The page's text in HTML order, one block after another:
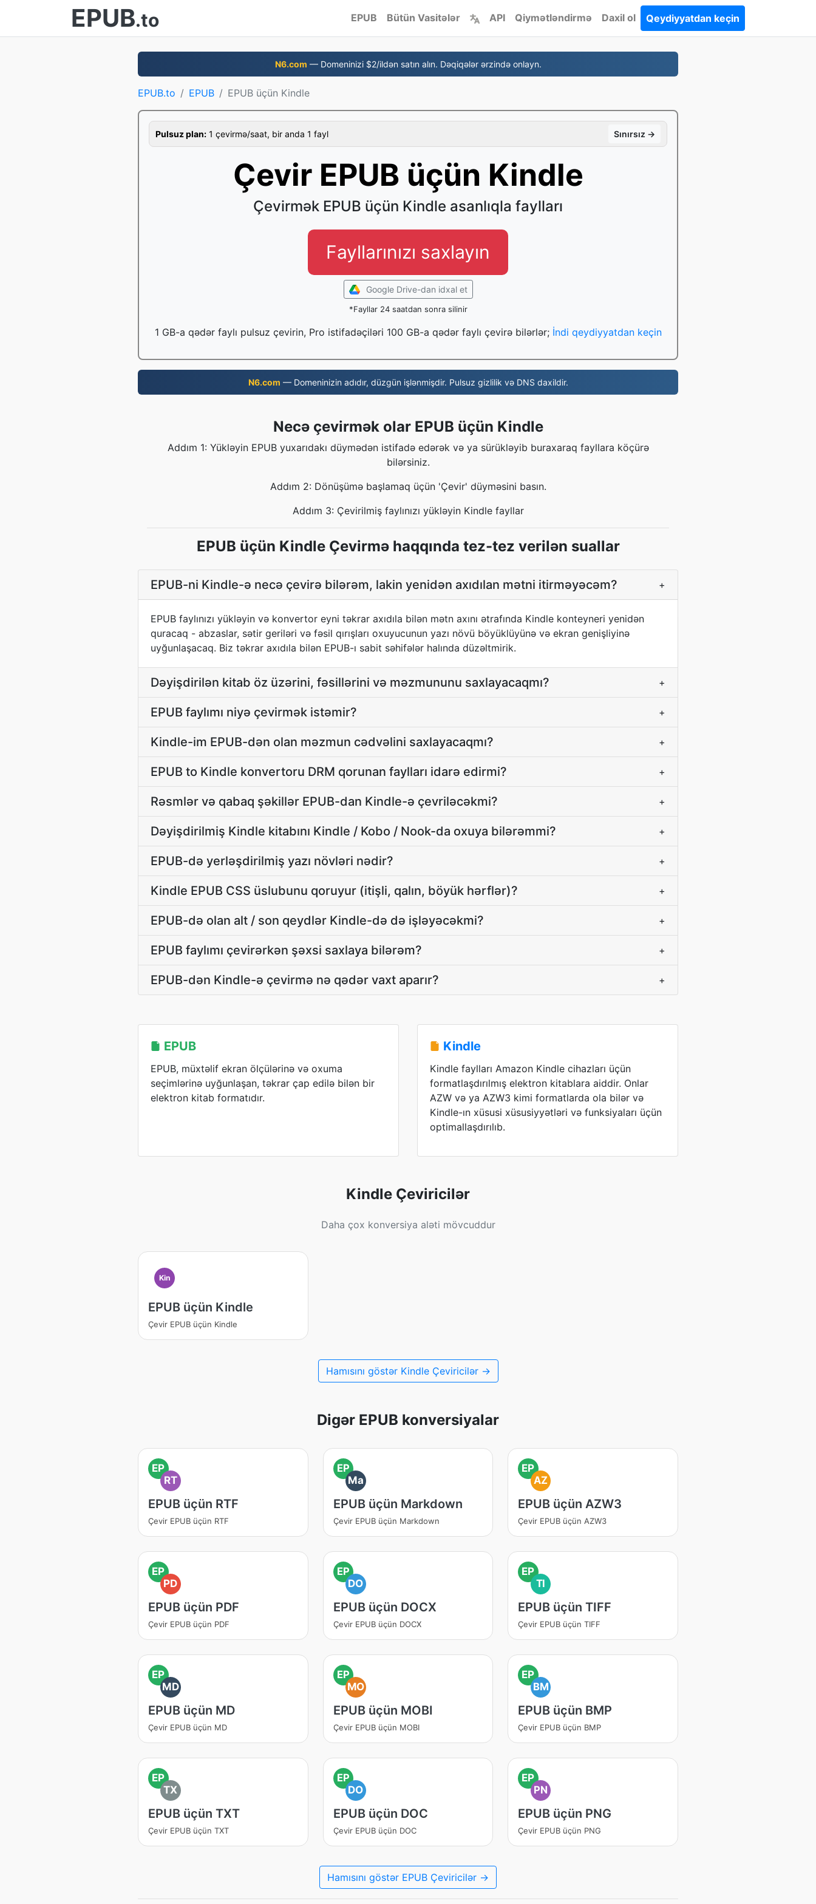
EPUB.to EPUB Bütün Vasitələr API Qiymətləndirmə Daxil ol Qeydiyyatdan keçin
N6.com — Domeninizi $2/ildən satın alın. Dəqiqələr ərzində onlayn.
EPUB.to EPUB EPUB üçün Kindle
Pulsuz plan: 1 çevirmə/saat, bir anda 1 fayl Sınırsız →
Çevir EPUB üçün Kindle
Çevirmək EPUB üçün Kindle asanlıqla faylları
Fayllarınızı saxlayın
Google Drive-dan idxal et
*Fayllar 24 saatdan sonra silinir
1 GB-a qədər faylı pulsuz çevirin, Pro istifadəçiləri 100 GB-a qədər faylı çevirə bilərlər; İndi qeydiyyatdan keçin
N6.com — Domeninizin adıdır, düzgün işlənmişdir. Pulsuz gizlilik və DNS daxildir.
Necə çevirmək olar EPUB üçün Kindle
Addım 1: Yükləyin EPUB yuxarıdakı düymədən istifadə edərək və ya sürükləyib buraxaraq fayllara köçürə
bilərsiniz.
Addım 2: Dönüşümə başlamaq üçün 'Çevir' düyməsini basın.
Addım 3: Çevirilmiş faylınızı yükləyin Kindle fayllar
EPUB üçün Kindle Çevirmə haqqında tez-tez verilən suallar
EPUB-ni Kindle-ə necə çevirə bilərəm, lakin yenidən axıdılan mətni itirməyəcəm? +
EPUB faylınızı yükləyin və konvertor eyni təkrar axıdıla bilən mətn axını ətrafında Kindle konteyneri yenidən
quracaq - abzaslar, sətir geriləri və fəsil qırışları oxuyucunun yazı növü böyüklüyünə və ekran genişliyinə
uyğunlaşacaq. Biz təkrar axıdıla bilən EPUB-ı sabit səhifələr halında düzəltmirik.
Dəyişdirilən kitab öz üzərini, fəsillərini və məzmununu saxlayacaqmı? +
EPUB faylımı niyə çevirmək istəmir? +
Kindle-im EPUB-dən olan məzmun cədvəlini saxlayacaqmı? +
EPUB to Kindle konvertoru DRM qorunan faylları idarə edirmi? +
Rəsmlər və qabaq şəkillər EPUB-dan Kindle-ə çevriləcəkmi? +
Dəyişdirilmiş Kindle kitabını Kindle / Kobo / Nook-da oxuya bilərəmmi? +
EPUB-də yerləşdirilmiş yazı növləri nədir? +
Kindle EPUB CSS üslubunu qoruyur (itişli, qalın, böyük hərflər)? +
EPUB-də olan alt / son qeydlər Kindle-də də işləyəcəkmi? +
EPUB faylımı çevirərkən şəxsi saxlaya bilərəm? +
EPUB-dən Kindle-ə çevirmə nə qədər vaxt aparır? +
EPUB
EPUB, müxtəlif ekran ölçülərinə və oxuma
seçimlərinə uyğunlaşan, təkrar çap edilə bilən bir
elektron kitab formatıdır.
Kindle
Kindle faylları Amazon Kindle cihazları üçün
formatlaşdırılmış elektron kitablara aiddir. Onlar
AZW və ya AZW3 kimi formatlarda ola bilər və
Kindle-ın xüsusi xüsusiyyətləri və funksiyaları üçün
optimallaşdırılıb.
Kindle Çeviricilər
Daha çox konversiya aləti mövcuddur
Kin
EPUB üçün Kindle
Çevir EPUB üçün Kindle
Hamısını göstər Kindle Çeviricilər →
Digər EPUB konversiyalar
EP
RT
EPUB üçün RTF
Çevir EPUB üçün RTF
EP
Ma
EPUB üçün Markdown
Çevir EPUB üçün Markdown
EP
AZ
EPUB üçün AZW3
Çevir EPUB üçün AZW3
EP
PD
EPUB üçün PDF
Çevir EPUB üçün PDF
EP
DO
EPUB üçün DOCX
Çevir EPUB üçün DOCX
EP
TI
EPUB üçün TIFF
Çevir EPUB üçün TIFF
EP
MD
EPUB üçün MD
Çevir EPUB üçün MD
EP
MO
EPUB üçün MOBI
Çevir EPUB üçün MOBI
EP
BM
EPUB üçün BMP
Çevir EPUB üçün BMP
EP
TX
EPUB üçün TXT
Çevir EPUB üçün TXT
EP
DO
EPUB üçün DOC
Çevir EPUB üçün DOC
EP
PN
EPUB üçün PNG
Çevir EPUB üçün PNG
Hamısını göstər EPUB Çeviricilər →